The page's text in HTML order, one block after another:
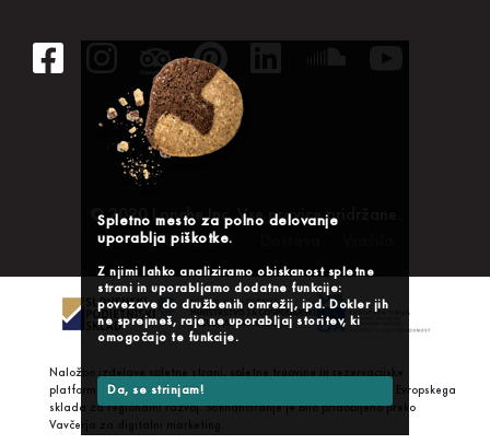
Spletno mesto za polno delovanje
uporablja piškotke.
Z njimi lahko analiziramo obiskanost spletne
strani in uporabljamo dodatne funkcije:
povezave do družbenih omrežij, ipd. Dokler jih
ne sprejmeš, raje ne uporabljaj storitev, ki
omogočajo te funkcije.
Da, se strinjam!
© 2020 Lonche Inc. Vse pravice pridržane.
Politika zasebnosti
Naložbo izdelave spletne strani, spletne trgovine in rezervacijske
platforme sofinancirata Republika Slovenija in Evropska unija iz Evropskega
sklada za regionalni razvoj. Sofinanciranje je bilo pridobljeno preko
Vavčerja za digitalni marketing.